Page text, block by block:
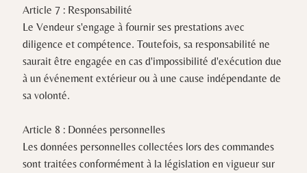
Article 7 : Responsabilité
Le Vendeur s'engage à fournir ses prestations avec
diligence et compétence. Toutefois, sa responsabilité ne
saurait être engagée en cas d'impossibilité d'exécution due
à un événement extérieur ou à une cause indépendante de
sa volonté.
Article 8 : Données personnelles
Les données personnelles collectées lors des commandes
sont traitées conformément à la législation en vigueur sur